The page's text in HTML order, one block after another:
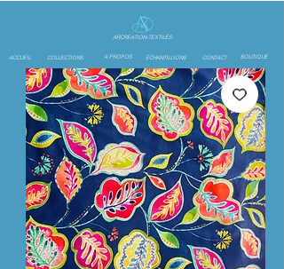
ARCREATION-TEXTILES
ACCUEIL COLLECTIONS A PROPOS ÉCHANTILLIONS CONTACT BOUTIQUE